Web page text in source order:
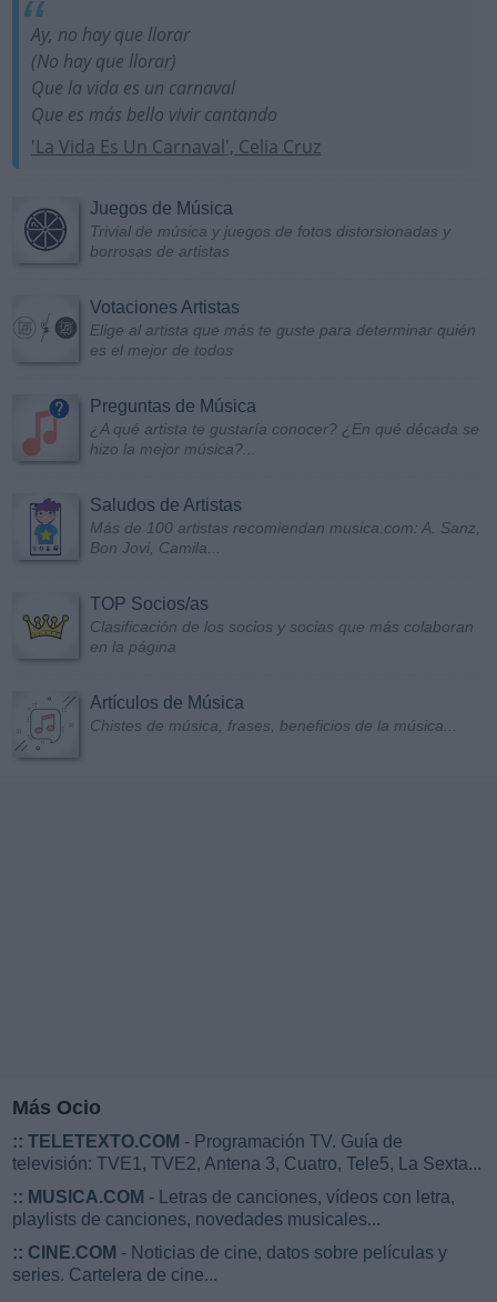
Ay, no hay que llorar
(No hay que llorar)
Que la vida es un carnaval
Que es más bello vivir cantando
'La Vida Es Un Carnaval', Celia Cruz
Juegos de Música
Trivial de música y juegos de fotos distorsionadas y
borrosas de artistas
Votaciones Artistas
Elige al artista que más te guste para determinar quién
es el mejor de todos
Preguntas de Música
¿A qué artista te gustaría conocer? ¿En qué década se
hizo la mejor música?...
Saludos de Artistas
Más de 100 artistas recomiendan musica.com: A. Sanz,
Bon Jovi, Camila...
TOP Socios/as
Clasificación de los socios y socias que más colaboran
en la página
Artículos de Música
Chistes de música, frases, beneficios de la música...
Más Ocio
:: TELETEXTO.COM - Programación TV. Guía de
televisión: TVE1, TVE2, Antena 3, Cuatro, Tele5, La Sexta...
:: MUSICA.COM - Letras de canciones, vídeos con letra,
playlists de canciones, novedades musicales...
:: CINE.COM - Noticias de cine, datos sobre películas y
series. Cartelera de cine...